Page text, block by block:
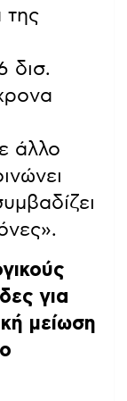
της
δισ.
άλλο
για
μείωση